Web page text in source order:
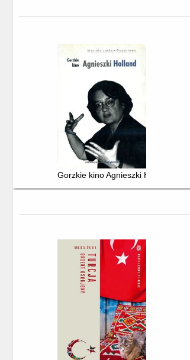
Gorzkie kino Agnieszki Holland